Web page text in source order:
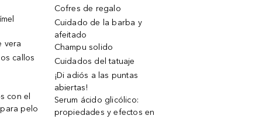
vera
callos
con el
pelo
Cofres de regalo
Cuidado de la barba y
afeitado
Champu solido
Cuidados del tatuaje
¡Di adiós a las puntas
abiertas!
Serum ácido glicólico:
propiedades y efectos en